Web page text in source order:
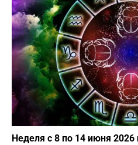
Неделя с 8 по 14 июня 2026